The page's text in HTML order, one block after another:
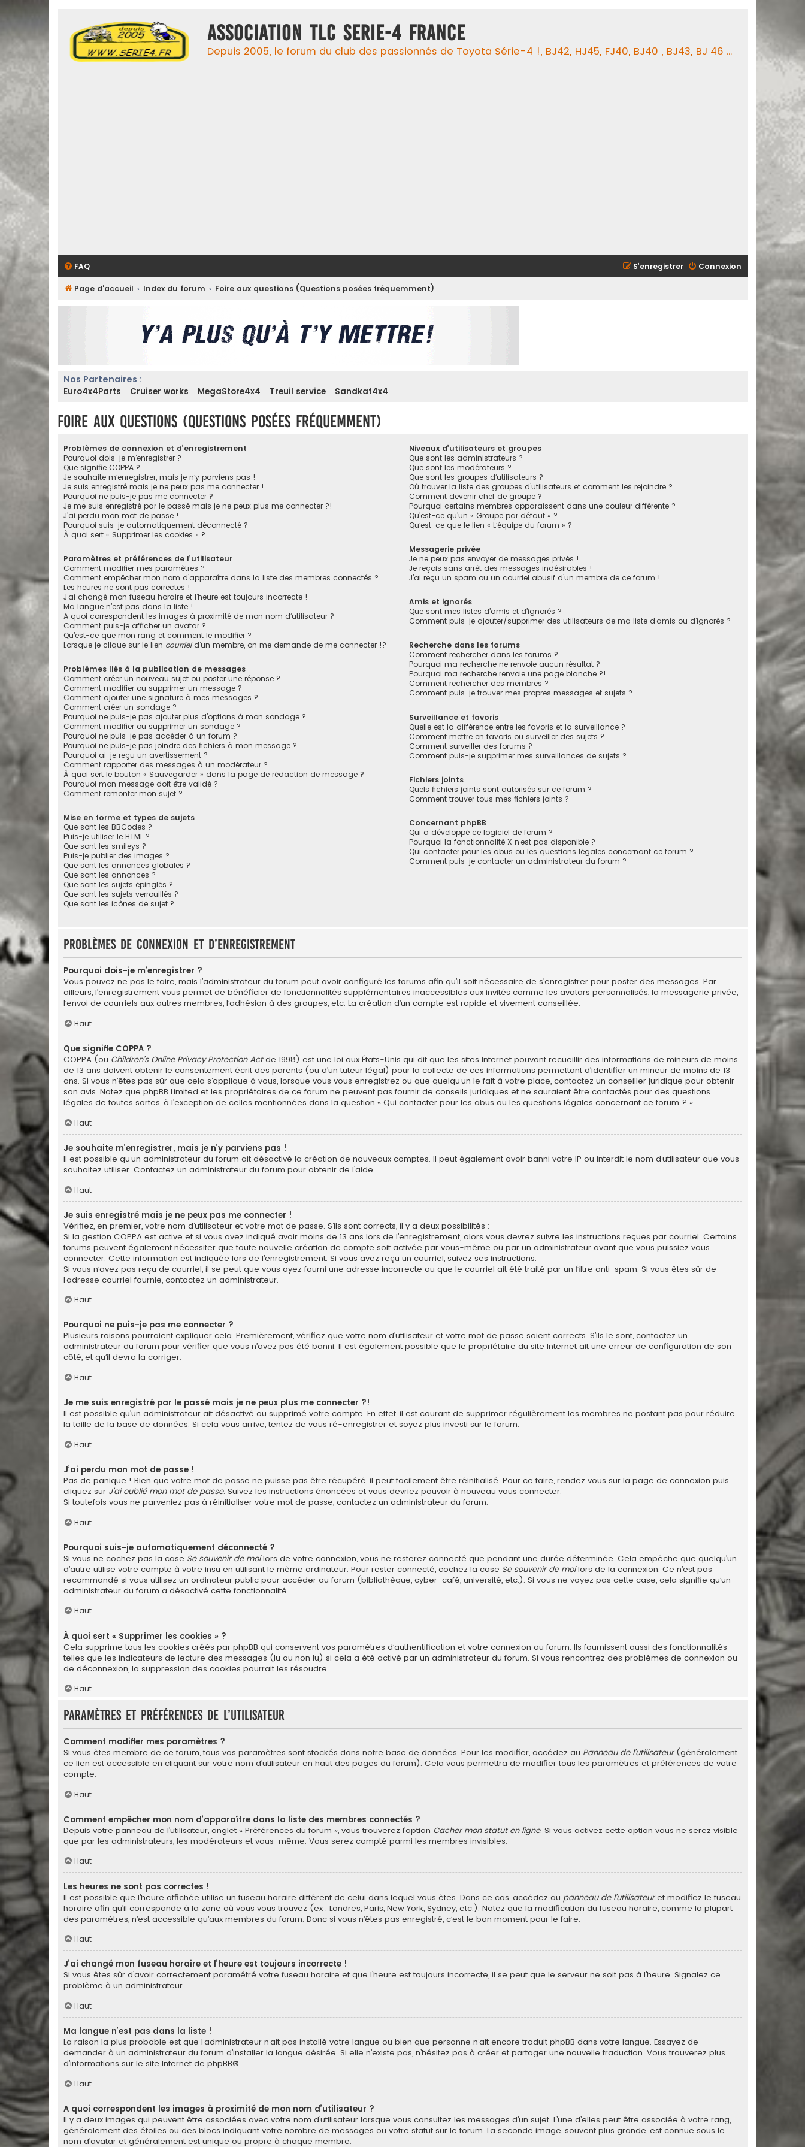
ASSOCIATION TLC SERIE-4 FRANCE
Depuis 2005, le forum du club des passionnés de Toyota Série-4 !, BJ42, HJ45, FJ40, BJ40 , BJ43, BJ 46 ...
FAQ Connexion
S’enregistrer
Page d'accueil Index du forum Foire aux questions (Questions posées fréquemment)
Nos Partenaires :
Euro4x4Parts : Cruiser works : MegaStore4x4 : Treuil service : Sandkat4x4
Foire aux questions (Questions posées fréquemment)
Problèmes de connexion et d’enregistrement
Pourquoi dois-je m’enregistrer ?
Que signifie COPPA ?
Je souhaite m’enregistrer, mais je n’y parviens pas !
Je suis enregistré mais je ne peux pas me connecter !
Pourquoi ne puis-je pas me connecter ?
Je me suis enregistré par le passé mais je ne peux plus me connecter ?!
J’ai perdu mon mot de passe !
Pourquoi suis-je automatiquement déconnecté ?
À quoi sert « Supprimer les cookies » ?
Paramètres et préférences de l’utilisateur
Comment modifier mes paramètres ?
Comment empêcher mon nom d’apparaître dans la liste des membres connectés ?
Les heures ne sont pas correctes !
J’ai changé mon fuseau horaire et l’heure est toujours incorrecte !
Ma langue n’est pas dans la liste !
A quoi correspondent les images à proximité de mon nom d’utilisateur ?
Comment puis-je afficher un avatar ?
Qu’est-ce que mon rang et comment le modifier ?
Lorsque je clique sur le lien courrield’un membre, on me demande de me connecter !?
Problèmes liés à la publication de messages
Comment créer un nouveau sujet ou poster une réponse ?
Comment modifier ou supprimer un message ?
Comment ajouter une signature à mes messages ?
Comment créer un sondage ?
Pourquoi ne puis-je pas ajouter plus d’options à mon sondage ?
Comment modifier ou supprimer un sondage ?
Pourquoi ne puis-je pas accéder à un forum ?
Pourquoi ne puis-je pas joindre des fichiers à mon message ?
Pourquoi ai-je reçu un avertissement ?
Comment rapporter des messages à un modérateur ?
À quoi sert le bouton « Sauvegarder » dans la page de rédaction de message ?
Pourquoi mon message doit être validé ?
Comment remonter mon sujet ?
Mise en forme et types de sujets
Que sont les BBCodes ?
Puis-je utiliser le HTML ?
Que sont les smileys ?
Puis-je publier des images ?
Que sont les annonces globales ?
Que sont les annonces ?
Que sont les sujets épinglés ?
Que sont les sujets verrouillés ?
Que sont les icônes de sujet ?
Niveaux d’utilisateurs et groupes
Que sont les administrateurs ?
Que sont les modérateurs ?
Que sont les groupes d’utilisateurs ?
Où trouver la liste des groupes d’utilisateurs et comment les rejoindre ?
Comment devenir chef de groupe ?
Pourquoi certains membres apparaissent dans une couleur différente ?
Qu’est-ce qu’un « Groupe par défaut » ?
Qu’est-ce que le lien « L’équipe du forum » ?
Messagerie privée
Je ne peux pas envoyer de messages privés !
Je reçois sans arrêt des messages indésirables !
J’ai reçu un spam ou un courriel abusif d’un membre de ce forum !
Amis et ignorés
Que sont mes listes d’amis et d’ignorés ?
Comment puis-je ajouter/supprimer des utilisateurs de ma liste d’amis ou d’ignorés ?
Recherche dans les forums
Comment rechercher dans les forums ?
Pourquoi ma recherche ne renvoie aucun résultat ?
Pourquoi ma recherche renvoie une page blanche ?!
Comment rechercher des membres ?
Comment puis-je trouver mes propres messages et sujets ?
Surveillance et favoris
Quelle est la différence entre les favoris et la surveillance ?
Comment mettre en favoris ou surveiller des sujets ?
Comment surveiller des forums ?
Comment puis-je supprimer mes surveillances de sujets ?
Fichiers joints
Quels fichiers joints sont autorisés sur ce forum ?
Comment trouver tous mes fichiers joints ?
Concernant phpBB
Qui a développé ce logiciel de forum ?
Pourquoi la fonctionnalité X n’est pas disponible ?
Qui contacter pour les abus ou les questions légales concernant ce forum ?
Comment puis-je contacter un administrateur du forum ?
Problèmes de connexion et d’enregistrement
Pourquoi dois-je m’enregistrer ?
Vous pouvez ne pas le faire, mais l’administrateur du forum peut avoir configuré les forums afin qu’il soit nécessaire de s’enregistrer pour poster des messages. Par
ailleurs, l’enregistrement vous permet de bénéficier de fonctionnalités supplémentaires inaccessibles aux invités comme les avatars personnalisés, la messagerie privée,
l’envoi de courriels aux autres membres, l’adhésion à des groupes, etc. La création d’un compte est rapide et vivement conseillée.
Haut
Que signifie COPPA ?
COPPA (ou Children’s Online Privacy Protection Actde 1998) est une loi aux États-Unis qui dit que les sites Internet pouvant recueillir des informations de mineurs de moins
de 13 ans doivent obtenir le consentement écrit des parents (ou d’un tuteur légal) pour la collecte de ces informations permettant d’identifier un mineur de moins de 13
ans. Si vous n’êtes pas sûr que cela s’applique à vous, lorsque vous vous enregistrez ou que quelqu’un le fait à votre place, contactez un conseiller juridique pour obtenir
son avis. Notez que phpBB Limited et les propriétaires de ce forum ne peuvent pas fournir de conseils juridiques et ne sauraient être contactés pour des questions
légales de toutes sortes, à l’exception de celles mentionnées dans la question « Qui contacter pour les abus ou les questions légales concernant ce forum ? ».
Haut
Je souhaite m’enregistrer, mais je n’y parviens pas !
Il est possible qu’un administrateur du forum ait désactivé la création de nouveaux comptes. Il peut également avoir banni votre IP ou interdit le nom d’utilisateur que vous
souhaitez utiliser. Contactez un administrateur du forum pour obtenir de l’aide.
Haut
Je suis enregistré mais je ne peux pas me connecter !
Vérifiez, en premier, votre nom d’utilisateur et votre mot de passe. S’ils sont corrects, il y a deux possibilités :
Si la gestion COPPA est active et si vous avez indiqué avoir moins de 13 ans lors de l’enregistrement, alors vous devrez suivre les instructions reçues par courriel. Certains
forums peuvent également nécessiter que toute nouvelle création de compte soit activée par vous-même ou par un administrateur avant que vous puissiez vous
connecter. Cette information est indiquée lors de l’enregistrement. Si vous avez reçu un courriel, suivez ses instructions.
Si vous n’avez pas reçu de courriel, il se peut que vous ayez fourni une adresse incorrecte ou que le courriel ait été traité par un filtre anti-spam. Si vous êtes sûr de
l’adresse courriel fournie, contactez un administrateur.
Haut
Pourquoi ne puis-je pas me connecter ?
Plusieurs raisons pourraient expliquer cela. Premièrement, vérifiez que votre nom d’utilisateur et votre mot de passe soient corrects. S’ils le sont, contactez un
administrateur du forum pour vérifier que vous n’avez pas été banni. Il est également possible que le propriétaire du site Internet ait une erreur de configuration de son
côté, et qu’il devra la corriger.
Haut
Je me suis enregistré par le passé mais je ne peux plus me connecter ?!
Il est possible qu’un administrateur ait désactivé ou supprimé votre compte. En effet, il est courant de supprimer régulièrement les membres ne postant pas pour réduire
la taille de la base de données. Si cela vous arrive, tentez de vous ré-enregistrer et soyez plus investi sur le forum.
Haut
J’ai perdu mon mot de passe !
Pas de panique ! Bien que votre mot de passe ne puisse pas être récupéré, il peut facilement être réinitialisé. Pour ce faire, rendez vous sur la page de connexion puis
cliquez sur J’ai oublié mon mot de passe. Suivez les instructions énoncées et vous devriez pouvoir à nouveau vous connecter.
Si toutefois vous ne parveniez pas à réinitialiser votre mot de passe, contactez un administrateur du forum.
Haut
Pourquoi suis-je automatiquement déconnecté ?
Si vous ne cochez pas la case Se souvenir de moilors de votre connexion, vous ne resterez connecté que pendant une durée déterminée. Cela empêche que quelqu’un
d’autre utilise votre compte à votre insu en utilisant le même ordinateur. Pour rester connecté, cochez la case Se souvenir de moilors de la connexion. Ce n’est pas
recommandé si vous utilisez un ordinateur public pour accéder au forum (bibliothèque, cyber-café, université, etc.). Si vous ne voyez pas cette case, cela signifie qu’un
administrateur du forum a désactivé cette fonctionnalité.
Haut
À quoi sert « Supprimer les cookies » ?
Cela supprime tous les cookies créés par phpBB qui conservent vos paramètres d’authentification et votre connexion au forum. Ils fournissent aussi des fonctionnalités
telles que les indicateurs de lecture des messages (lu ou non lu) si cela a été activé par un administrateur du forum. Si vous rencontrez des problèmes de connexion ou
de déconnexion, la suppression des cookies pourrait les résoudre.
Haut
Paramètres et préférences de l’utilisateur
Comment modifier mes paramètres ?
Si vous êtes membre de ce forum, tous vos paramètres sont stockés dans notre base de données. Pour les modifier, accédez au Panneau de l’utilisateur(généralement
ce lien est accessible en cliquant sur votre nom d’utilisateur en haut des pages du forum). Cela vous permettra de modifier tous les paramètres et préférences de votre
compte.
Haut
Comment empêcher mon nom d’apparaître dans la liste des membres connectés ?
Depuis votre panneau de l’utilisateur, onglet « Préférences du forum », vous trouverez l’option Cacher mon statut en ligne. Si vous activez cette option vous ne serez visible
que par les administrateurs, les modérateurs et vous-même. Vous serez compté parmi les membres invisibles.
Haut
Les heures ne sont pas correctes !
Il est possible que l’heure affichée utilise un fuseau horaire différent de celui dans lequel vous êtes. Dans ce cas, accédez au panneau de l’utilisateuret modifiez le fuseau
horaire afin qu’il corresponde à la zone où vous vous trouvez (ex : Londres, Paris, New York, Sydney, etc.). Notez que la modification du fuseau horaire, comme la plupart
des paramètres, n’est accessible qu’aux membres du forum. Donc si vous n’êtes pas enregistré, c’est le bon moment pour le faire.
Haut
J’ai changé mon fuseau horaire et l’heure est toujours incorrecte !
Si vous êtes sûr d’avoir correctement paramétré votre fuseau horaire et que l’heure est toujours incorrecte, il se peut que le serveur ne soit pas à l’heure. Signalez ce
problème à un administrateur.
Haut
Ma langue n’est pas dans la liste !
La raison la plus probable est que l’administrateur n’ait pas installé votre langue ou bien que personne n’ait encore traduit phpBB dans votre langue. Essayez de
demander à un administrateur du forum d’installer la langue désirée. Si elle n’existe pas, n’hésitez pas à créer et partager une nouvelle traduction. Vous trouverez plus
d’informations sur le site Internet de phpBB®.
Haut
A quoi correspondent les images à proximité de mon nom d’utilisateur ?
Il y a deux images qui peuvent être associées avec votre nom d’utilisateur lorsque vous consultez les messages d’un sujet. L’une d’elles peut être associée à votre rang,
généralement des étoiles ou des blocs indiquant votre nombre de messages ou votre statut sur le forum. La seconde image, souvent plus grande, est connue sous le
nom d’avatar et généralement est unique ou propre à chaque membre.